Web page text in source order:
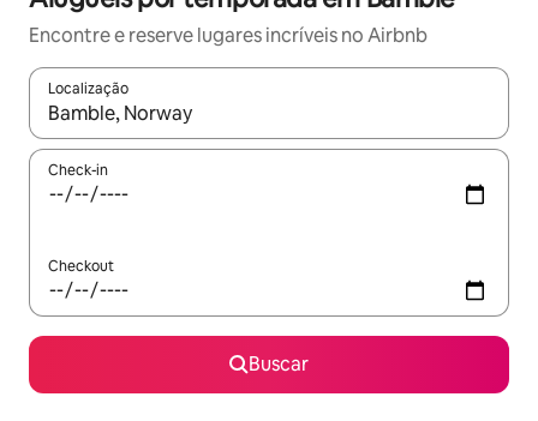
Encontre e reserve lugares incríveis no Airbnb
Localização
Quando os resultados estiverem disponíveis, explore-os
Check-in
Checkout
Buscar